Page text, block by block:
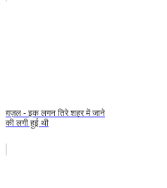
ग़ज़ल - इक लगन तिरे शहर में जाने
की लगी हुई थी